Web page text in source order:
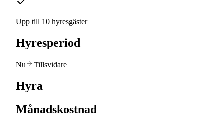
Upp till 10 hyresgäster
Hyresperiod
Nu Tillsvidare
Hyra
Månadskostnad